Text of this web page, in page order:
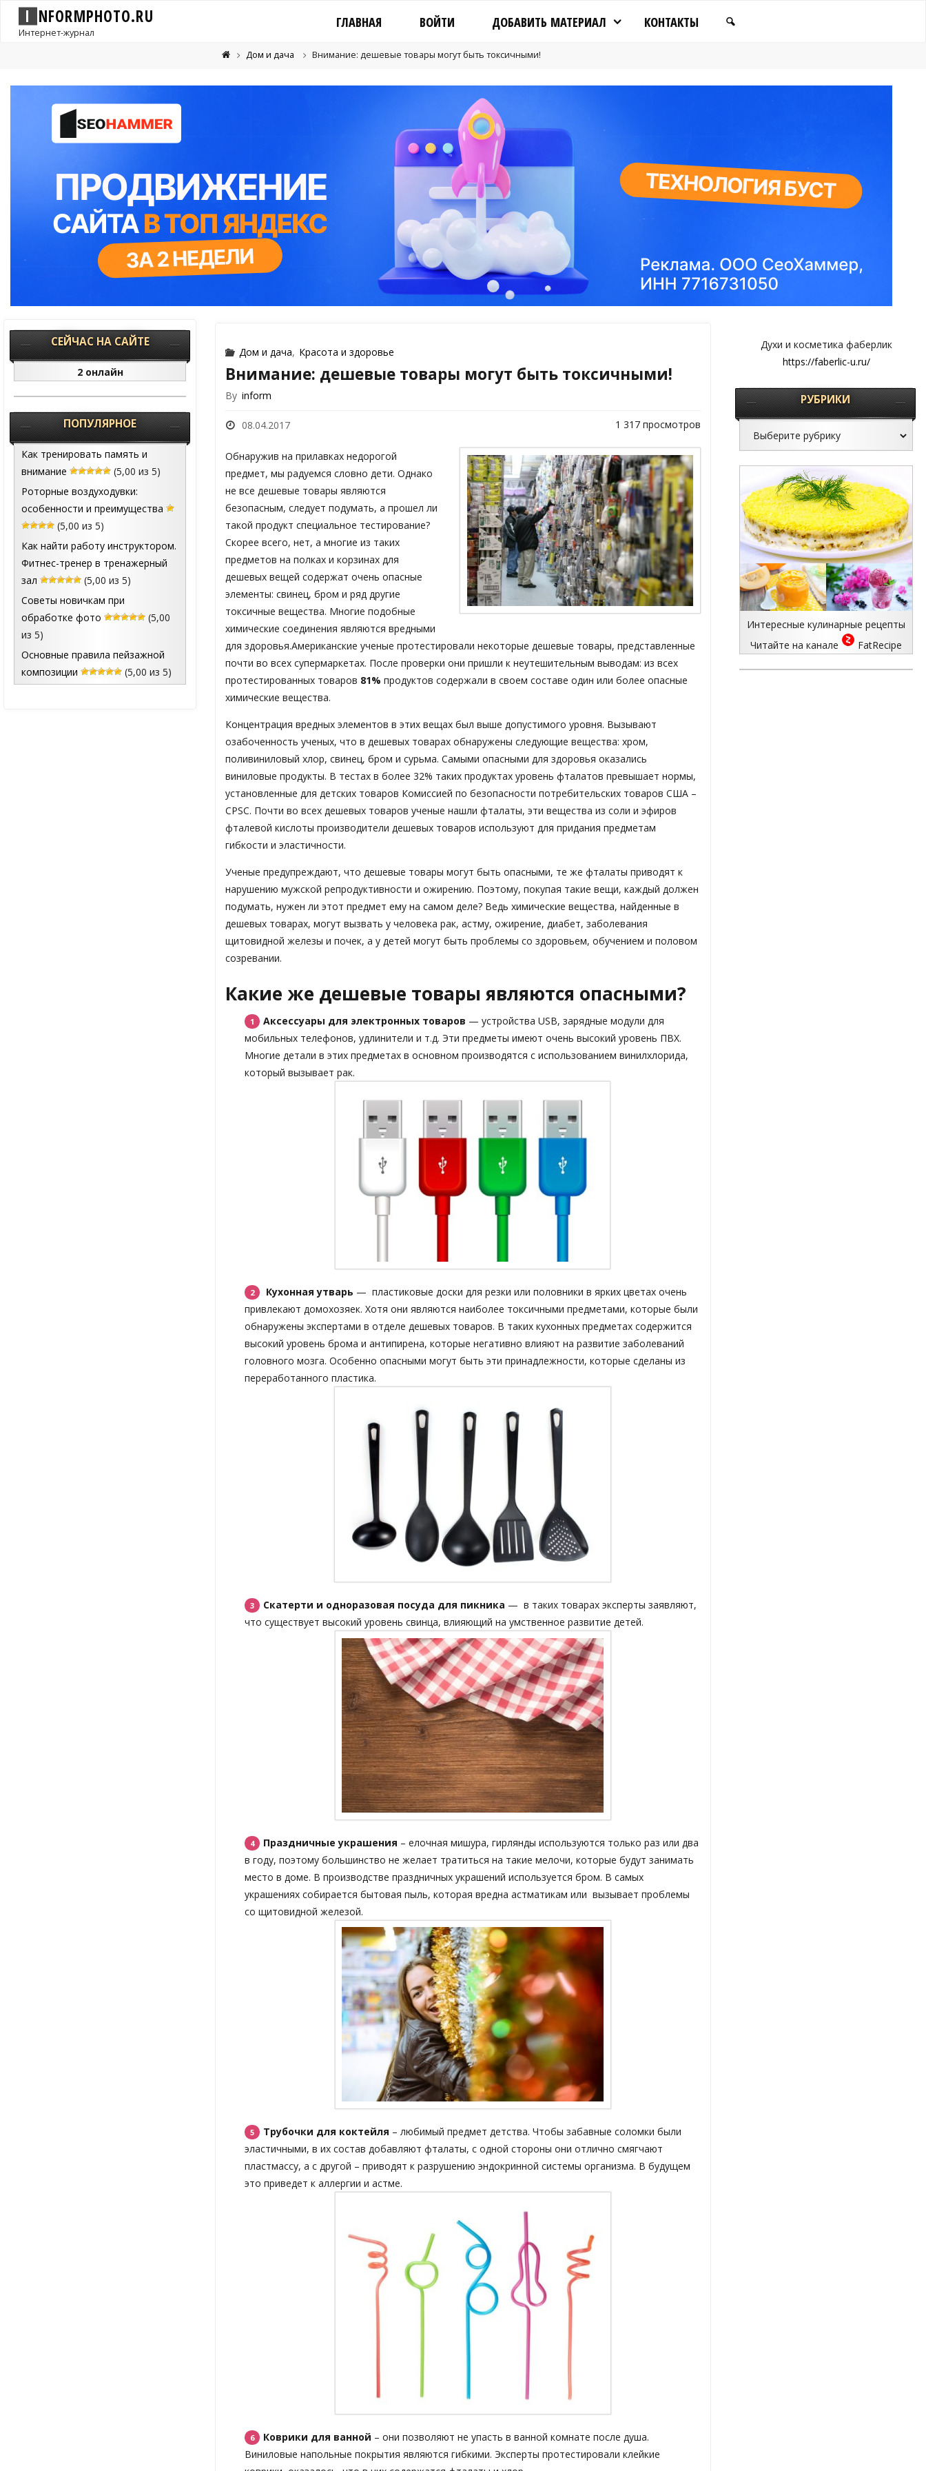
I NFORMPHOTO.RU
Интернет-журнал
ГЛАВНАЯ ВОЙТИ ДОБАВИТЬ МАТЕРИАЛ КОНТАКТЫ
Дом и дача Внимание: дешевые товары могут быть токсичными!
Дом и дача, Красота и здоровье
Внимание: дешевые товары могут быть токсичными!
By inform
08.04.2017 1 317 просмотров
Обнаружив на прилавках недорогой
предмет, мы радуемся словно дети. Однако
не все дешевые товары являются
безопасным, следует подумать, а прошел ли
такой продукт специальное тестирование?
Скорее всего, нет, а многие из таких
предметов на полках и корзинах для
дешевых вещей содержат очень опасные
элементы: свинец, бром и ряд другие
токсичные вещества. Многие подобные
химические соединения являются вредными
для здоровья.Американские ученые протестировали некоторые дешевые товары, представленные
почти во всех супермаркетах. После проверки они пришли к неутешительным выводам: из всех
протестированных товаров 81% продуктов содержали в своем составе один или более опасные
химические вещества.
Концентрация вредных элементов в этих вещах был выше допустимого уровня. Вызывают
озабоченность ученых, что в дешевых товарах обнаружены следующие вещества: хром,
поливиниловый хлор, свинец, бром и сурьма. Самыми опасными для здоровья оказались
виниловые продукты. В тестах в более 32% таких продуктах уровень фталатов превышает нормы,
установленные для детских товаров Комиссией по безопасности потребительских товаров США –
CPSC. Почти во всех дешевых товаров ученые нашли фталаты, эти вещества из соли и эфиров
фталевой кислоты производители дешевых товаров используют для придания предметам
гибкости и эластичности.
Ученые предупреждают, что дешевые товары могут быть опасными, те же фталаты приводят к
нарушению мужской репродуктивности и ожирению. Поэтому, покупая такие вещи, каждый должен
подумать, нужен ли этот предмет ему на самом деле? Ведь химические вещества, найденные в
дешевых товарах, могут вызвать у человека рак, астму, ожирение, диабет, заболевания
щитовидной железы и почек, а у детей могут быть проблемы со здоровьем, обучением и половом
созревании.
Какие же дешевые товары являются опасными?
Аксессуары для электронных товаров — устройства USB, зарядные модули для
мобильных телефонов, удлинители и т.д. Эти предметы имеют очень высокий уровень ПВХ.
Многие детали в этих предметах в основном производятся с использованием винилхлорида,
который вызывает рак.
Кухонная утварь — пластиковые доски для резки или половники в ярких цветах очень
привлекают домохозяек. Хотя они являются наиболее токсичными предметами, которые были
обнаружены экспертами в отделе дешевых товаров. В таких кухонных предметах содержится
высокий уровень брома и антипирена, которые негативно влияют на развитие заболеваний
головного мозга. Особенно опасными могут быть эти принадлежности, которые сделаны из
переработанного пластика.
Скатерти и одноразовая посуда для пикника — в таких товарах эксперты заявляют,
что существует высокий уровень свинца, влияющий на умственное развитие детей.
Праздничные украшения – елочная мишура, гирлянды используются только раз или два
в году, поэтому большинство не желает тратиться на такие мелочи, которые будут занимать
место в доме. В производстве праздничных украшений используется бром. В самых
украшениях собирается бытовая пыль, которая вредна астматикам или вызывает проблемы
со щитовидной железой.
Трубочки для коктейля – любимый предмет детства. Чтобы забавные соломки были
эластичными, в их состав добавляют фталаты, с одной стороны они отлично смягчают
пластмассу, а с другой – приводят к разрушению эндокринной системы организма. В будущем
это приведет к аллергии и астме.
Коврики для ванной – они позволяют не упасть в ванной комнате после душа.
Виниловые напольные покрытия являются гибкими. Эксперты протестировали клейкие
СЕЙЧАС НА САЙТЕ
2 онлайн
ПОПУЛЯРНОЕ
Как тренировать память и
внимание
(5,00 из 5)
Роторные воздуходувки:
особенности и преимущества
(5,00 из 5)
Как найти работу инструктором.
Фитнес-тренер в тренажерный
зал
(5,00 из 5)
Советы новичкам при
обработке фото
(5,00
из 5)
Основные правила пейзажной
композиции
(5,00 из 5)
Духи и косметика фаберлик
https://faberlic-u.ru/
РУБРИКИ
Интересные кулинарные рецепты
Читайте на канале
FatRecipe